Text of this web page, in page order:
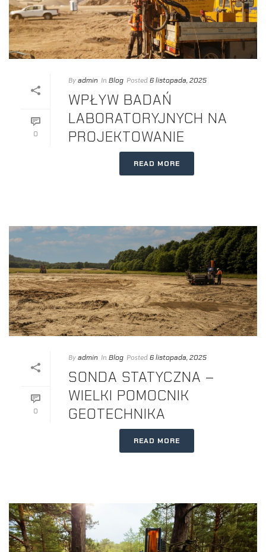
0
By admin In Blog Posted 6 listopada, 2025
WPŁYW BADAŃ
LABORATORYJNYCH NA
PROJEKTOWANIE
READ MORE
0
By admin In Blog Posted 6 listopada, 2025
SONDA STATYCZNA –
WIELKI POMOCNIK
GEOTECHNIKA
READ MORE